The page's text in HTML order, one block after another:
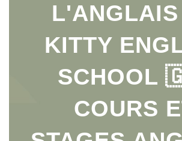
KITTY
SCHOOL
COURS